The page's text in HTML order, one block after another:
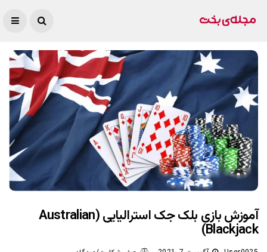
آموزش بازی بلک جک استرالیایی (Australian
Blackjack)